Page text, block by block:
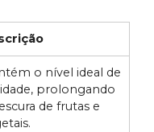
o nível ideal de
prolongando
de frutas e